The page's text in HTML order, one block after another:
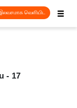
☰
வெளியிட
- 17